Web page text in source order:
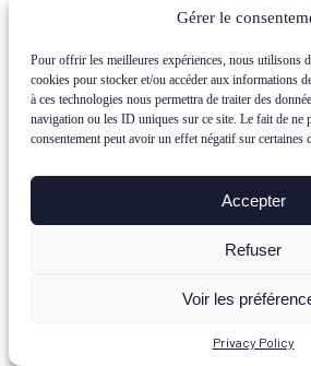
Gérer le
Pour offrir les meilleures expériences, nous utilisons
cookies pour stocker et/ou accéder aux informations
à ces technologies nous permettra de traiter des
navigation ou les ID uniques sur ce site. Le fait de ne
consentement peut avoir un effet négatif sur certaines
Accepter
Refuser
Voir les
Privacy Policy
moteurs de recherche de
directes et pertinentes aux
internautes. Par exemple, si
« Barack Obama », le
naissance, sa nationalité, sa
famille, etc.
Pour enrichir le contenu grâce
sémantique, il faut utiliser des